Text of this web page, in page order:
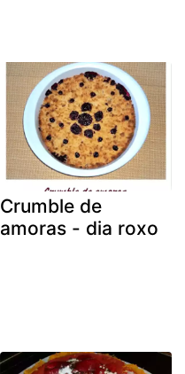
Crumble de
amoras - dia roxo